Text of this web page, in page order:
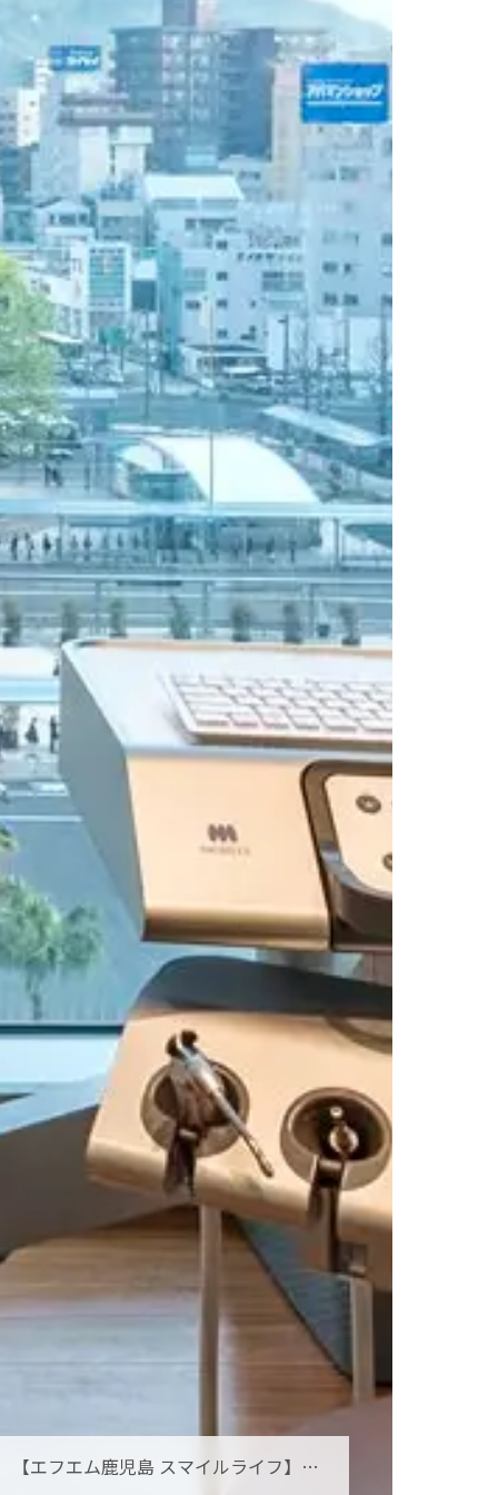
【エフエム鹿児島 スマイルライフ】オーラルフレイルとは？お口の小さな衰えを見逃さないために